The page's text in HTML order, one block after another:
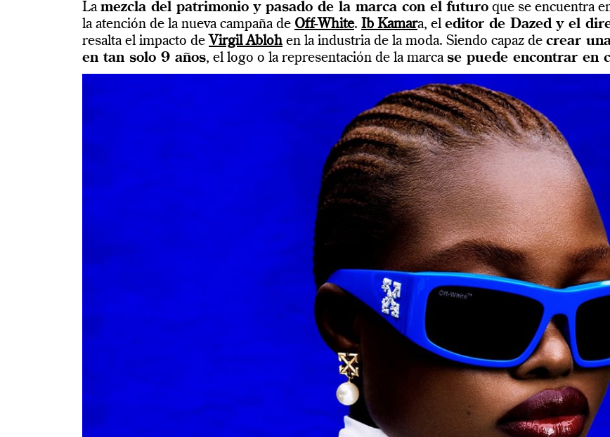
La mezcla del patrimonio y pasado de la marca con el futuro que se encuentra
la atención de la nueva campaña de Off-White. Ib Kamara, el editor de Dazed y el
resalta el impacto de Virgil Abloh en la industria de la moda. Siendo capaz de crear
en tan solo 9 años, el logo o la representación de la marca se puede encontrar en